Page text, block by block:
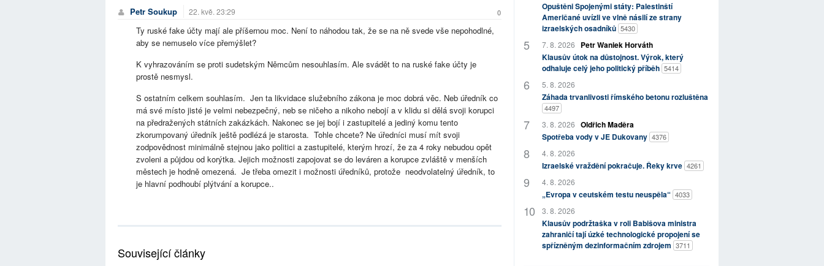
Petr Soukup 22. kvě. 23:29 0
Ty ruské fake účty mají ale příšernou moc. Není to náhodou tak, že se na ně svede vše nepohodlné,
aby se nemuselo více přemýšlet?
K vyhrazováním se proti sudetským Němcům nesouhlasím. Ale svádět to na ruské fake účty je
prostě nesmysl.
S ostatním celkem souhlasím. Jen ta likvidace služebního zákona je moc dobrá věc. Neb úředník co
má své místo jisté je velmi nebezpečný, neb se ničeho a nikoho nebojí a v klidu si dělá svoji korupci
na předražených státních zakázkách. Nakonec se jej bojí i zastupitelé a jediný komu tento
zkorumpovaný úředník ještě podlézá je starosta. Tohle chcete? Ne úředníci musí mít svoji
zodpovědnost minimálně stejnou jako politici a zastupitelé, kterým hrozí, že za 4 roky nebudou opět
zvoleni a půjdou od korýtka. Jejich možnosti zapojovat se do leváren a korupce zvláště v menších
městech je hodně omezená. Je třeba omezit i možnosti úředníků, protože neodvolatelný úředník, to
je hlavní podhoubí plýtvání a korupce..
Související články
Opuštěni Spojenými státy: Palestinští
Američané uvízli ve vlně násilí ze strany
izraelských osadníků 5430
7. 8. 2026
Petr Waniek Horváth
Klausův útok na důstojnost. Výrok, který
odhaluje celý jeho politický příběh 5414
5. 8. 2026
Záhada trvanlivosti římského betonu rozluštěna
4497
3. 8. 2026 Oldřich Maděra
Spotřeba vody v JE Dukovany 4376
4. 8. 2026
Izraelské vraždění pokračuje. Řeky krve 4261
4. 8. 2026
„Evropa v ceutském testu neuspěla“ 4033
3. 8. 2026
Klausův podržtaška v roli Babišova ministra
zahraničí tají úzké technologické propojení se
spřízněným dezinformačním zdrojem 3711